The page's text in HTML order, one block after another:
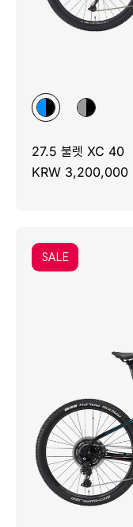
27.5 불렛 XC 40
KRW 3,200,000
SALE